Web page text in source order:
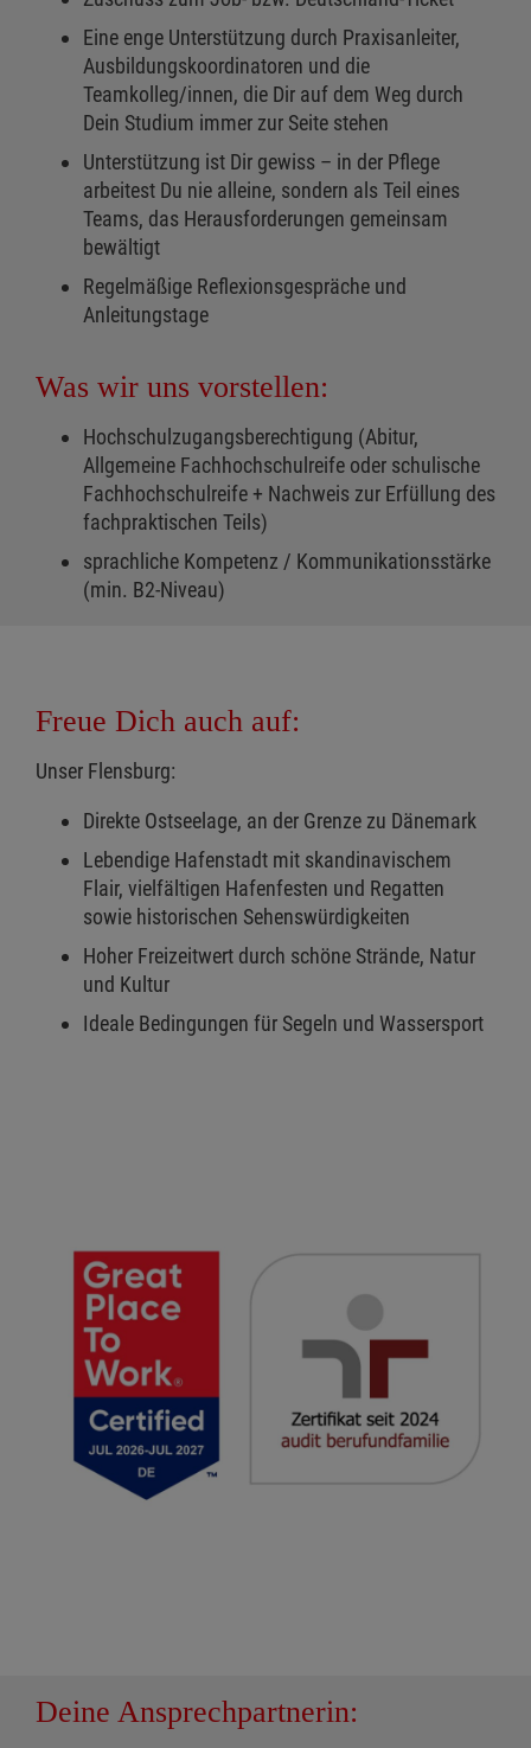
Eine enge Unterstützung durch Praxisanleiter,
Ausbildungskoordinatoren und die
Teamkolleg/innen, die Dir auf dem Weg durch
Dein Studium immer zur Seite stehen
Unterstützung ist Dir gewiss – in der Pflege
arbeitest Du nie alleine, sondern als Teil eines
Teams, das Herausforderungen gemeinsam
bewältigt
Regelmäßige Reflexionsgespräche und
Anleitungstage
Was wir uns vorstellen:
Hochschulzugangsberechtigung (Abitur,
Allgemeine Fachhochschulreife oder schulische
Fachhochschulreife + Nachweis zur Erfüllung des
fachpraktischen Teils)
sprachliche Kompetenz / Kommunikationsstärke
(min. B2-Niveau)
Freue Dich auch auf:
Unser Flensburg:
Direkte Ostseelage, an der Grenze zu Dänemark
Lebendige Hafenstadt mit skandinavischem
Flair, vielfältigen Hafenfesten und Regatten
sowie historischen Sehenswürdigkeiten
Hoher Freizeitwert durch schöne Strände, Natur
und Kultur
Ideale Bedingungen für Segeln und Wassersport
Deine Ansprechpartnerin: